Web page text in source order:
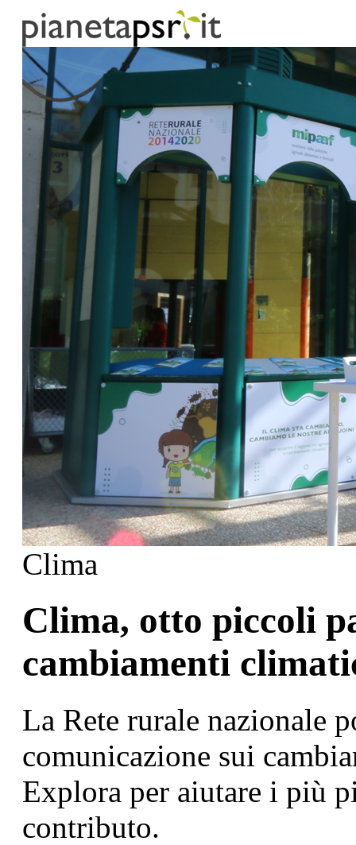
Clima
Clima, otto piccoli
cambiamenti
La Rete rurale nazionale
comunicazione sui
Explora per aiutare i più
contributo.